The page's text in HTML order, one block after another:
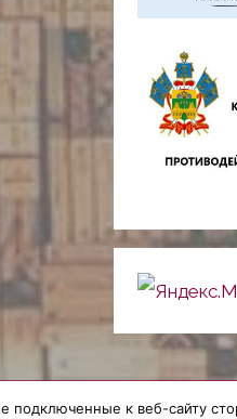
подключенные к веб-сайту